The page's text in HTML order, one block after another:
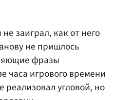
заиграл, как от него
не пришлось
фразы
часа игрового времени
реализовал угловой, но